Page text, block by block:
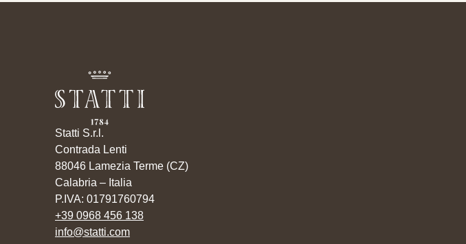
Statti S.r.l.
Contrada Lenti
88046 Lamezia Terme (CZ)
Calabria – Italia
P.IVA: 01791760794
+39 0968 456 138
info@statti.com